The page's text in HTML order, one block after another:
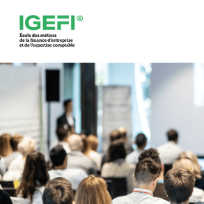
Depuis plus de 150 ans, nous formons
professionnels des métiers de la finance
nous donnons un accès direct à l’emploi.
Pour en savoir plus, cliquez ici